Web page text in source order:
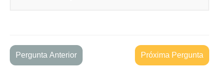
Pergunta Anterior Próxima Pergunta